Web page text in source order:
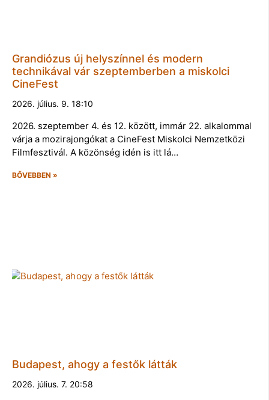
Grandiózus új helyszínnel és modern
technikával vár szeptemberben a miskolci
CineFest
2026. július. 9. 18:10
2026. szeptember 4. és 12. között, immár 22. alkalommal
várja a mozirajongókat a CineFest Miskolci Nemzetközi
Filmfesztivál. A közönség idén is itt lá…
BŐVEBBEN »
Budapest, ahogy a festők látták
2026. július. 7. 20:58